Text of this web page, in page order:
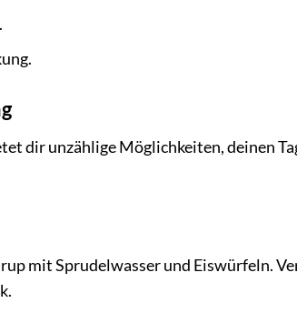
dir unzählige Möglichkeiten, deinen
mit Sprudelwasser und Eiswürfeln.